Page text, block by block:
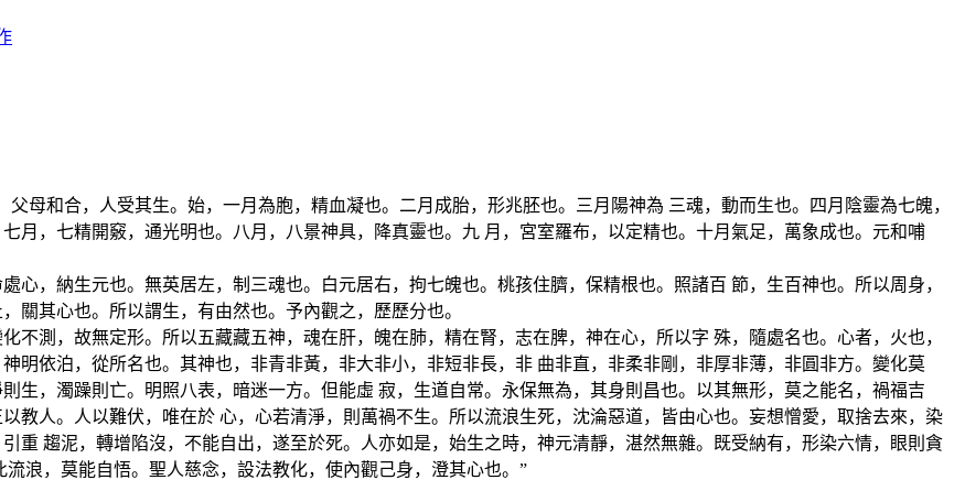
母和合，人受其生。始，一月為胞，精血凝也。二月成胎，形兆胚也。三月陽神為 三魂，動而生也。四月陰靈為七魄，
月，七精開竅，通光明也。八月，八景神具，降真靈也。九 月，宮室羅布，以定精也。十月氣足，萬象成也。元和哺
心，納生元也。無英居左，制三魂也。白元居右，拘七魄也。桃孩住臍，保精根也。照諸百 節，生百神也。所以周身，
關其心也。所以謂生，有由然也。予內觀之，歷歷分也。
不測，故無定形。所以五藏藏五神，魂在肝，魄在肺，精在腎，志在脾，神在心，所以字 殊，隨處名也。心者，火也，
明依泊，從所名也。其神也，非青非黃，非大非小，非短非長，非 曲非直，非柔非剛，非厚非薄，非圓非方。變化莫
生，濁躁則亡。明照八表，暗迷一方。但能虛 寂，生道自常。永保無為，其身則昌也。以其無形，莫之能名，禍福吉
教人。人以難伏，唯在於 心，心若清淨，則萬禍不生。所以流浪生死，沈淪惡道，皆由心也。妄想憎愛，取捨去來，染
重 趨泥，轉增陷沒，不能自出，遂至於死。人亦如是，始生之時，神元清靜，湛然無雜。既受納有，形染六情，眼則貪
浪，莫能自悟。聖人慈念，設法教化，使內觀己身，澄其心也。”